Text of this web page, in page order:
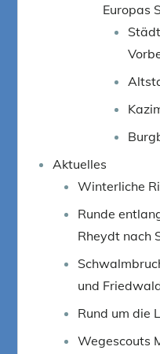
Europas
Aktuelles
Winterliche
Runde
Rheydt nach
und
Rund um die
Wegescouts